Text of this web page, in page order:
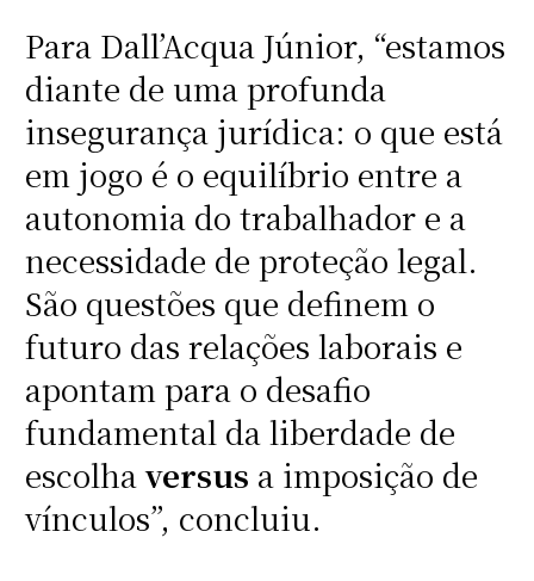
Para Dall’Acqua Júnior, “estamos
diante de uma profunda
insegurança jurídica: o que está
em jogo é o equilíbrio entre a
autonomia do trabalhador e a
necessidade de proteção legal.
São questões que definem o
futuro das relações laborais e
apontam para o desafio
fundamental da liberdade de
escolhaversus a imposição de
vínculos”, concluiu.